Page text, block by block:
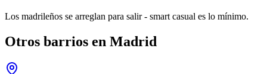
Los madrileños se arreglan para salir - smart casual es lo mínimo.
Otros barrios en Madrid